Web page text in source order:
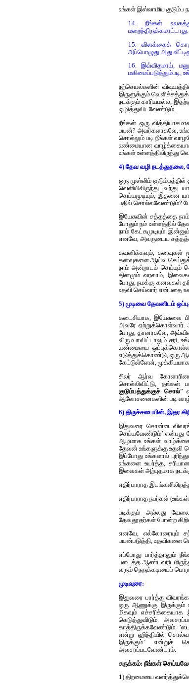
உங்கள் இஸ்லாமிய
14. நீங்கள்
மறைந்திருக்கமாட்டாது.
15. விளக்கைக்
அப்பொழுது அது
16. இவ்விதமாய்,
நற்செயல்களின்
இருளுக்கும்
நடக்கும் காரியமல்ல,
ஒழித்துவிடவேண்டும்.
நீங்கள் ஒரு
பயன்? அவர்களாகவே,
சொல்லும் படி நீங்கள்
உண்மையான
உங்கள் உள்ளத்திலிருந்து
4) தேவ வழி
ஒரு முஸ்லிம்
வெளியிலிருந்து வந்து
செய்யமுடியும், இதனை
பதில் சொல்லவேண்டும்?
இயேசுவின் சத்தத்தை நாம்
போதும் நம் உள்ளத்தில்
நாம் கேட்கமுடியும்.
எனவே, அவருடைய
கவனிக்கவும், கனவுகள்
கனவுகளை ஆய்வு
நாம் அன்றாடம் செய்யும்
தினமும் வரலாம்,
போது, நமக்கு கனவுகள்
உதவி செய்வார் என்பதை
5) முடிவை தேவனிடம்
கடைசியாக, இயேசுவை
அவரே ஏற்றுக்கொள்வார்.
போது, தானாகவே,
விருமபாவிட்டாலும்
உண்மையை
எடுத்துக்கொண்டு, ஒரு
கேட்டுள்ளேன்,
சிலர் ஆர்வ
சொல்லிவிட்டு, தங்கள்
குடும்பத்துக்குச் சொல்”
ஆலோசனைகளின் படி
6) திருச்சபையின், இதர
இதுவரை சொன்ன
செய்யவேண்டும்’ என்பது
ஆழமாக உங்கள்
தேவன் உங்களுக்கு உதவி
இப்போது உங்களால்
உங்களை உயர்த்த,
இவைகள் அற்புதமாக
எதிர்பாராத
எதிர்பாராத நபர்கள்
படிக்கும் அல்லது
தேவதூதர்கள் போன்ற
எனவே, எல்லோரையும்
பயன்படுத்தி, உதவிகளை
எப்போது பார்த்தாலும்
படைத்த
வரும் நெருக்கடியைப்
முடிவுரை:
இதுவரை பார்த்த
ஒரு ஆணுக்கு
மிகவும்
கெடுத்துவிடும்.
காத்திருக்கவேண்டும்.
என்று ஹிந்தியில்
இருக்கும்’ என்றுச்
அவசரப்படவேண்டாம்.
சுருக்கம்: நீங்கள்
1) திறமையை